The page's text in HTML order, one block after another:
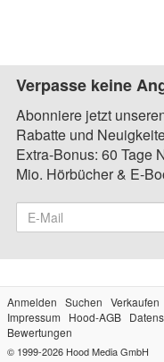
Verpasse keine
Abonniere jetzt
Rabatte und
Extra-Bonus: 60 Tage
Mio. Hörbücher & E-
Anmelden Suchen Verkaufen
Impressum
Hood-AGB
Bewertungen
© 1999-2026 Hood Media GmbH